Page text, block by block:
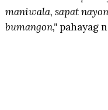
maniwala, sapat
bumangon,"pahayag